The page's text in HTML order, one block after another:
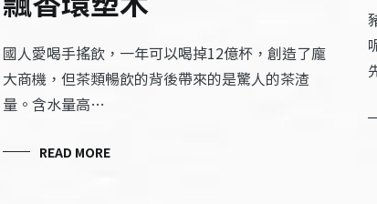
國人愛喝手搖飲，一年可以喝掉12億杯，創造了龐
大商機，但茶類暢飲的背後帶來的是驚人的茶渣
量。含水量高…
READ MORE